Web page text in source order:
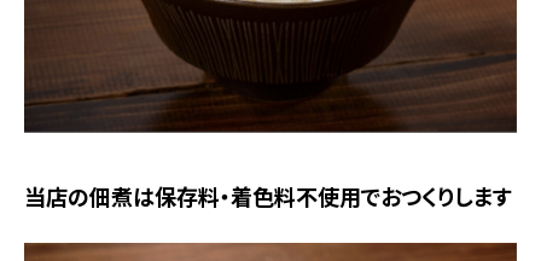
当店の佃煮は保存料・着色料不使用でおつくりします